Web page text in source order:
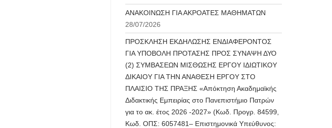
ΑΝΑΚΟΙΝΩΣΗ ΓΙΑ ΑΚΡΟΑΤΕΣ ΜΑΘΗΜΑΤΩΝ
28/07/2026
ΠΡΟΣΚΛΗΣΗ ΕΚΔΗΛΩΣΗΣ ΕΝΔΙΑΦΕΡΟΝΤΟΣ
ΓΙΑ ΥΠΟΒΟΛΗ ΠΡΟΤΑΣΗΣ ΠΡΟΣ ΣΥΝΑΨΗ ΔΥΟ
(2) ΣΥΜΒΑΣΕΩΝ ΜΙΣΘΩΣΗΣ ΕΡΓΟΥ ΙΔΙΩΤΙΚΟΥ
ΔΙΚΑΙΟΥ ΓΙΑ ΤΗΝ ΑΝΑΘΕΣΗ ΕΡΓΟΥ ΣΤΟ
ΠΛΑΙΣΙΟ ΤΗΣ ΠΡΑΞΗΣ «Απόκτηση Ακαδημαϊκής
Διδακτικής Εμπειρίας στο Πανεπιστήμιο Πατρών
για το ακ. έτος 2026 -2027» (Κωδ. Προγρ. 84599,
Κωδ. ΟΠΣ: 6057481– Επιστημονικά Υπεύθυνος: